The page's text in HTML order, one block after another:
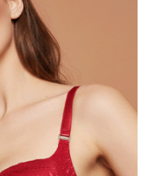
conjuntos
dama